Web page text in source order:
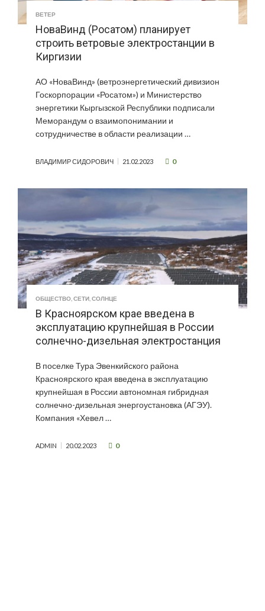
ВЕТЕР
НоваВинд (Росатом) планирует
строить ветровые электростанции в
Киргизии
АО «НоваВинд» (ветроэнергетический дивизион
Госкорпорации «Росатом») и Министерство
энергетики Кыргызской Республики подписали
Меморандум о взаимопонимании и
сотрудничестве в области реализации …
ВЛАДИМИР СИДОРОВИЧ 21.02.2023 0
ОБЩЕСТВО СЕТИ СОЛНЦЕ
В Красноярском крае введена в
эксплуатацию крупнейшая в России
солнечно-дизельная электростанция
В поселке Тура Эвенкийского района
Красноярского края введена в эксплуатацию
крупнейшая в России автономная гибридная
солнечно-дизельная энергоустановка (АГЭУ).
Компания «Хевел …
ADMIN 20.02.2023 0